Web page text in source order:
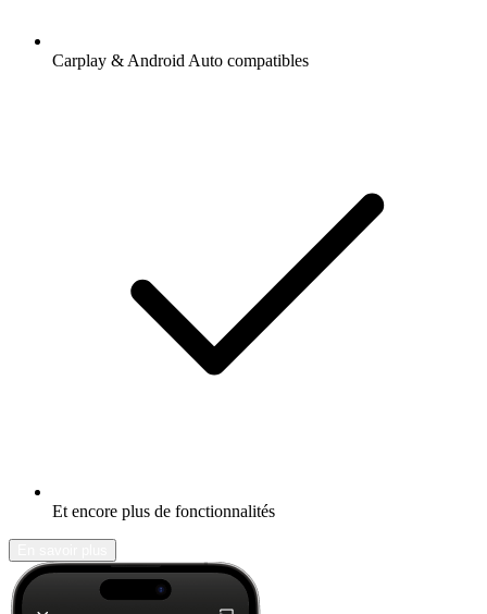
Carplay & Android Auto compatibles
Et encore plus de fonctionnalités